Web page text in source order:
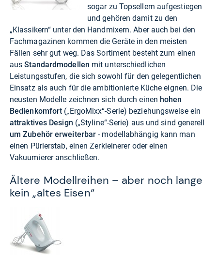
sogar zu Topsellern aufgestiegen
und gehören damit zu den
„Klassikern“ unter den Handmixern. Aber auch bei den
Fachmagazinen kommen die Geräte in den meisten
Fällen sehr gut weg. Das Sortiment besteht zum einen
ausStandardmodellen mit unterschiedlichen
Leistungsstufen, die sich sowohl für den gelegentlichen
Einsatz als auch für die ambitionierte Küche eignen. Die
neusten Modelle zeichnen sich durch einen hohen
Bedienkomfort („ErgoMixx“-Serie) beziehungsweise ein
attraktives Design („Styline“-Serie) aus und sind generell
um Zubehör erweiterbar - modellabhängig kann man
einen Pürierstab, einen Zerkleinerer oder einen
Vakuumierer anschließen.
Ältere Modellreihen – aber noch lange
kein „altes Eisen“